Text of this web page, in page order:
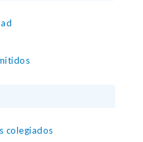
colegiados